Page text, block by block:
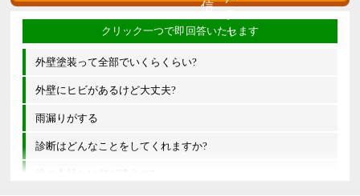
外壁塗装って全部でいくらくらい?
外壁にヒビがあるけど大丈夫?
雨漏りがする
診断はどんなことをしてくれますか?
他の会社とは何が違うの?